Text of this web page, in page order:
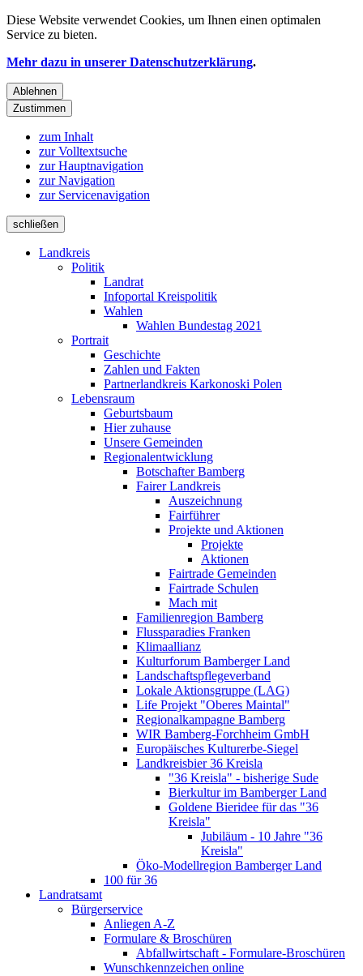
Diese Website verwendet Cookies, um Ihnen einen optimalen
Service zu bieten.
Mehr dazu in unserer Datenschutzerklärung.
Ablehnen
Zustimmen
zum Inhalt
zur Volltextsuche
zur Hauptnavigation
zur Navigation
zur Servicenavigation
schließen
Landkreis
Politik
Landrat
Infoportal Kreispolitik
Wahlen
Wahlen Bundestag 2021
Portrait
Geschichte
Zahlen und Fakten
Partnerlandkreis Karkonoski Polen
Lebensraum
Geburtsbaum
Hier zuhause
Unsere Gemeinden
Regionalentwicklung
Botschafter Bamberg
Fairer Landkreis
Auszeichnung
Fairführer
Projekte und Aktionen
Projekte
Aktionen
Fairtrade Gemeinden
Fairtrade Schulen
Mach mit
Familienregion Bamberg
Flussparadies Franken
Klimaallianz
Kulturforum Bamberger Land
Landschaftspflegeverband
Lokale Aktionsgruppe (LAG)
Life Projekt "Oberes Maintal"
Regionalkampagne Bamberg
WIR Bamberg-Forchheim GmbH
Europäisches Kulturerbe-Siegel
Landkreisbier 36 Kreisla
"36 Kreisla" - bisherige Sude
Bierkultur im Bamberger Land
Goldene Bieridee für das "36
Kreisla"
Jubiläum - 10 Jahre "36
Kreisla"
Öko-Modellregion Bamberger Land
100 für 36
Landratsamt
Bürgerservice
Anliegen A-Z
Formulare & Broschüren
Abfallwirtschaft - Formulare-Broschüren
Wunschkennzeichen online